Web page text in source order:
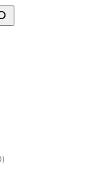
གདེང་
འཇོག་
)